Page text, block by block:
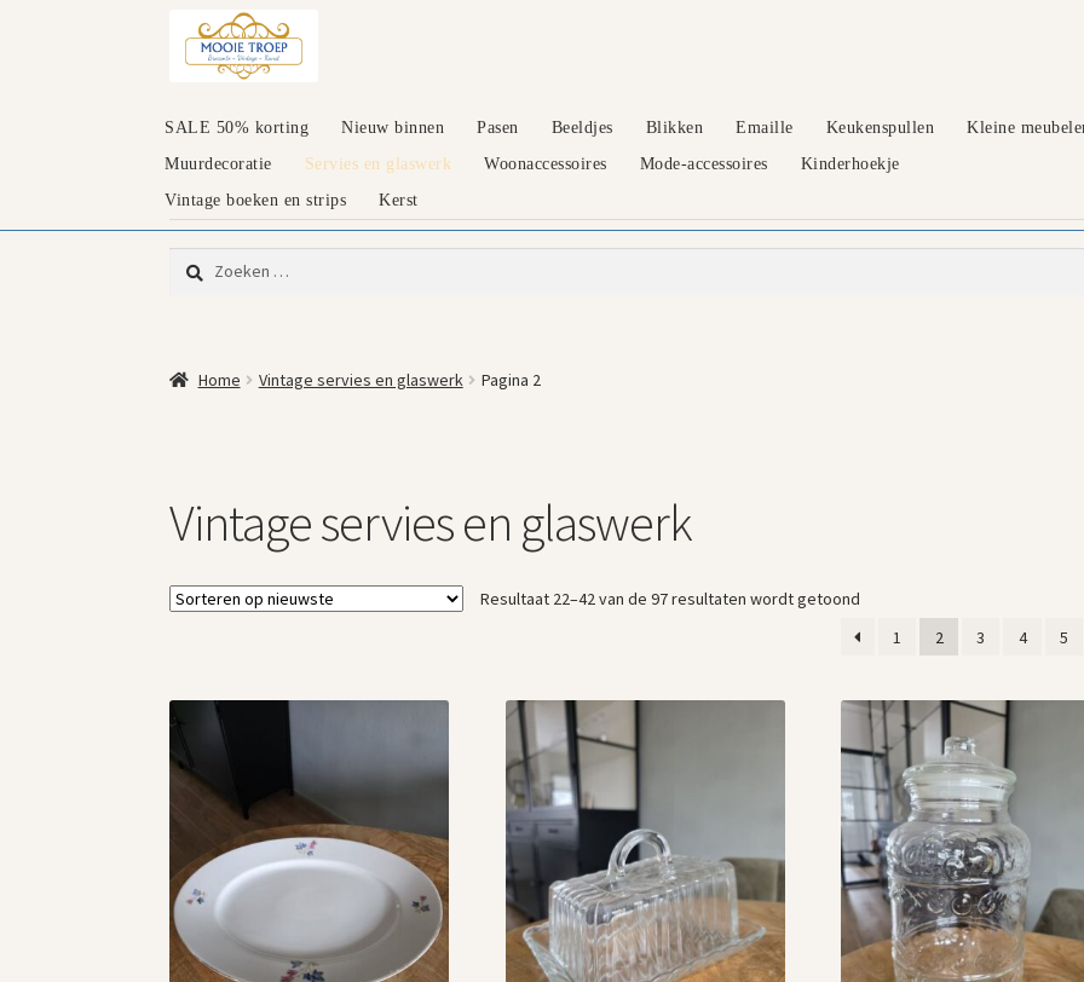
door
naar
SALE 50% korting Nieuw binnen Pasen Beeldjes Blikken Emaille Keukenspullen
Kleine
Muurdecoratie
Servies en glaswerk Woonaccessoires Mode-accessoires
Kinderhoekje
Vintage boeken en strips
Kerst
Zoeken
naar:
Home Vintage servies en glaswerk Pagina 2
Vintage servies en glaswerk
Resultaat 22–42 van de 97 resultaten wordt getoond
nieuwste
1 2 3 4 5